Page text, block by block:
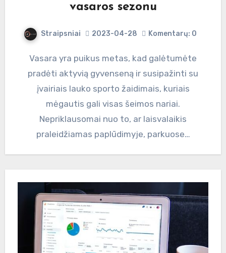
vasaros sezonu
Straipsniai 2023-04-28 Komentarų: 0
Vasara yra puikus metas, kad galėtumėte
pradėti aktyvią gyvenseną ir susipažinti su
įvairiais lauko sporto žaidimais, kuriais
mėgautis gali visas šeimos nariai.
Nepriklausomai nuo to, ar laisvalaikis
praleidžiamas paplūdimyje, parkuose…